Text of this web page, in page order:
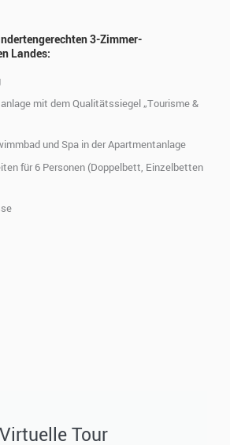
3-Zimmer-
Landes:
mit dem Qualitätssiegel „Tourisme &
und Spa in der Apartmentanlage
für 6 Personen (Doppelbett, Einzelbetten
Virtuelle Tour